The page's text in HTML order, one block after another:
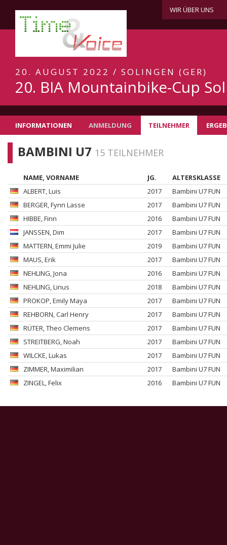
WIR ÜBER UNS
20. AUGUST 2022 / SOLINGEN (GER)
20. BIA Mountainbike-Cup
INFORMATIONEN ANMELDUNG TEILNEHMER
BAMBINI U7 15 TEILNEHMER
NAME, VORNAME JG.
ALTERSKLASSE
ALBERT, Luis 2017
Bambini U7 FUN
BERGER, Fynn Lasse 2017
Bambini U7 FUN
HIBBE, Finn 2016
Bambini U7 FUN
JANSSEN, Dim 2017
Bambini U7 FUN
MATTERN, Emmi Julie 2019
Bambini U7 FUN
MAUS, Erik 2017
Bambini U7 FUN
NEHLING, Jona 2016
Bambini U7 FUN
NEHLING, Linus 2018
Bambini U7 FUN
PROKOP, Emily Maya 2017
Bambini U7 FUN
REHBORN, Carl Henry 2017
Bambini U7 FUN
RÜTER, Theo Clemens 2017
Bambini U7 FUN
STREITBERG, Noah 2017
Bambini U7 FUN
WILCKE, Lukas 2017
Bambini U7 FUN
ZIMMER, Maximilian 2017
Bambini U7 FUN
ZINGEL, Felix 2016 Bambini U7 FUN